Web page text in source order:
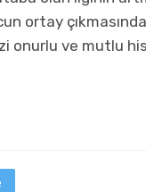
ortay
onurlu ve mutlu